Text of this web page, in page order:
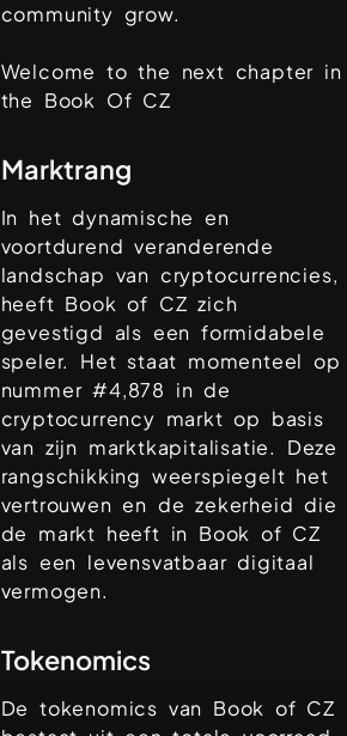
community grow.
Welcome to the next chapter in
the Book Of CZ
Marktrang
In het dynamische en
voortdurend veranderende
landschap van cryptocurrencies,
heeft Book of CZ zich
gevestigd als een formidabele
speler. Het staat momenteel op
nummer #4,878 in de
cryptocurrency markt op basis
van zijn marktkapitalisatie. Deze
rangschikking weerspiegelt het
vertrouwen en de zekerheid die
de markt heeft in Book of CZ
als een levensvatbaar digitaal
vermogen.
Tokenomics
De tokenomics van Book of CZ